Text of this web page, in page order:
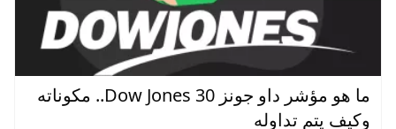
ما هو مؤشر داو جونز Dow Jones 30.. مكوناته
وكيف يتم تداوله